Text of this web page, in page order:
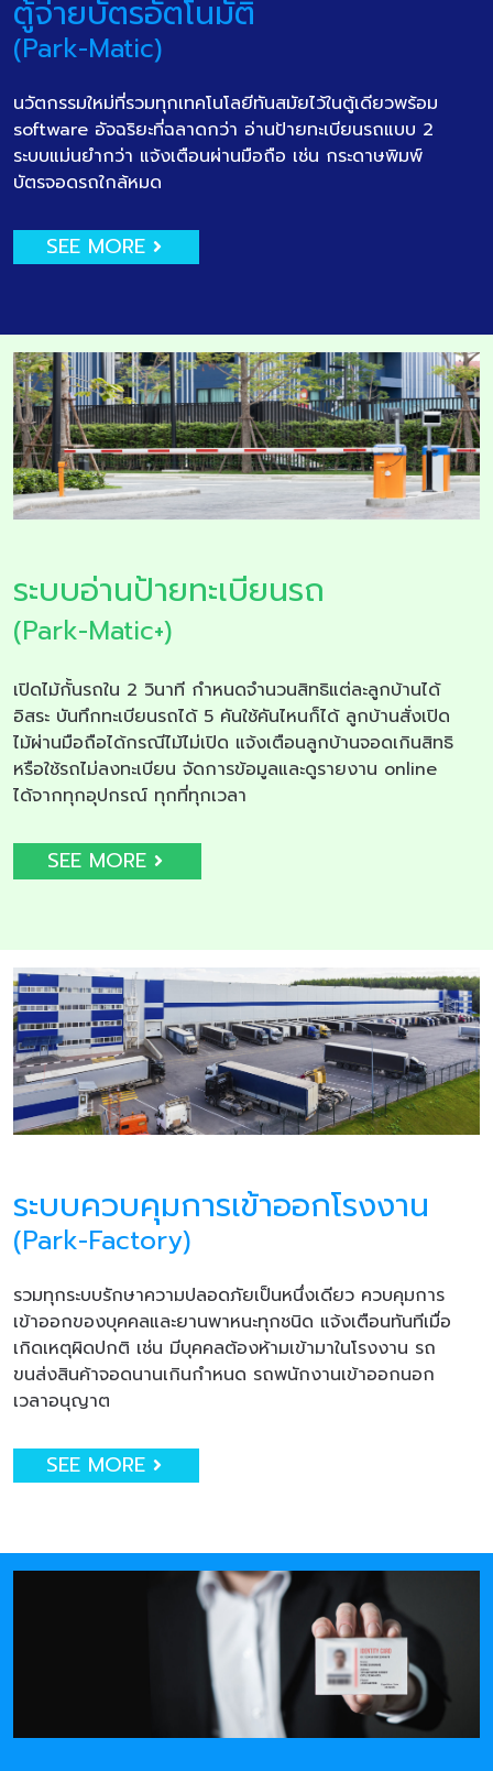
ตู้จ่ายบัตรอัตโนมัติ
(Park-Matic)
นวัตกรรมใหม่ที่รวมทุกเทคโนโลยีทันสมัยไว้ในตู้เดียวพร้อม
software อัจฉริยะที่ฉลาดกว่า อ่านป้ายทะเบียนรถแบบ 2
ระบบแม่นยำกว่า แจ้งเตือนผ่านมือถือ เช่น กระดาษพิมพ์
บัตรจอดรถใกล้หมด
SEE MORE
ระบบอ่านป้ายทะเบียนรถ
(Park-Matic+)
เปิดไม้กั้นรถใน 2 วินาที กำหนดจำนวนสิทธิแต่ละลูกบ้านได้
อิสระ บันทึกทะเบียนรถได้ 5 คันใช้คันไหนก็ได้ ลูกบ้านสั่งเปิด
ไม้ผ่านมือถือได้กรณีไม้ไม่เปิด แจ้งเตือนลูกบ้านจอดเกินสิทธิ
หรือใช้รถไม่ลงทะเบียน จัดการข้อมูลและดูรายงาน online
ได้จากทุกอุปกรณ์ ทุกที่ทุกเวลา
SEE MORE
ระบบควบคุมการเข้าออกโรงงาน
(Park-Factory)
รวมทุกระบบรักษาความปลอดภัยเป็นหนึ่งเดียว ควบคุมการ
เข้าออกของบุคคลและยานพาหนะทุกชนิด แจ้งเตือนทันทีเมื่อ
เกิดเหตุผิดปกติ เช่น มีบุคคลต้องห้ามเข้ามาในโรงงาน รถ
ขนส่งสินค้าจอดนานเกินกำหนด รถพนักงานเข้าออกนอก
เวลาอนุญาต
SEE MORE